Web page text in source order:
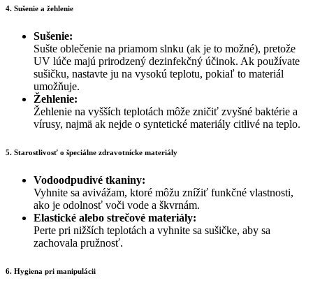
4. Sušenie a žehlenie
Sušenie:
Sušte oblečenie na priamom slnku (ak je to možné), pretože
UV lúče majú prirodzený dezinfekčný účinok. Ak používate
sušičku, nastavte ju na vysokú teplotu, pokiaľ to materiál
umožňuje.
Žehlenie:
Žehlenie na vyšších teplotách môže zničiť zvyšné baktérie a
vírusy, najmä ak nejde o syntetické materiály citlivé na teplo.
5. Starostlivosť o špeciálne zdravotnícke materiály
Vodoodpudivé tkaniny:
Vyhnite sa avivážam, ktoré môžu znížiť funkčné vlastnosti,
ako je odolnosť voči vode a škvrnám.
Elastické alebo strečové materiály:
Perte pri nižších teplotách a vyhnite sa sušičke, aby sa
zachovala pružnosť.
6. Hygiena pri manipulácii